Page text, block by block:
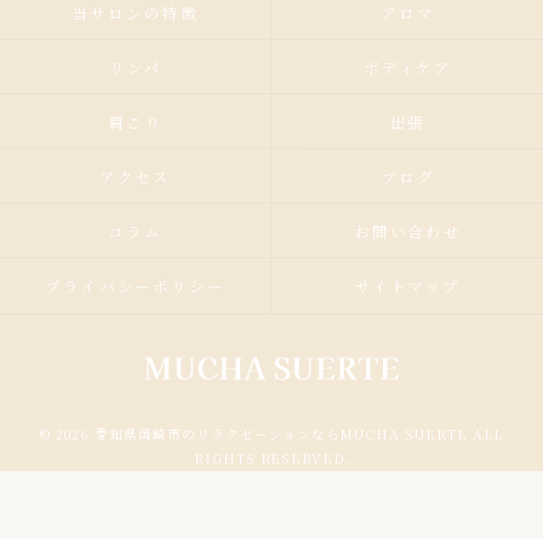
当サロンの特徴 アロマ
リンパ ボディケア
肩こり 出張
アクセス ブログ
コラム お問い合わせ
プライバシーポリシー サイトマップ
© 2026 愛知県岡崎市のリラクゼーションならMUCHA SUERTE ALL
RIGHTS RESERVED.